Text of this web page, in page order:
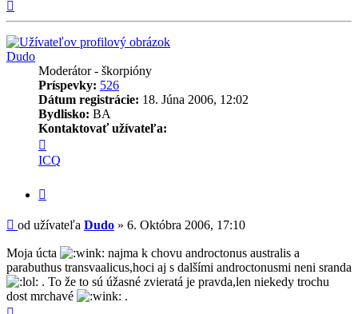
Dudo
Moderátor - škorpióny
Príspevky: 526
Dátum registrácie: 18. Júna 2006, 12:02
Bydlisko: BA
Kontaktovať užívateľa:
informácie
užívateľa
Dudo
ICQ
Príspevok
od užívateľa Dudo » 6. Októbra 2006, 17:10
Moja úcta
najma k chovu androctonus australis a
parabuthus transvaalicus,hoci aj s dalšími androctonusmi neni sranda
. To že to sú úžasné zvieratá je pravda,len niekedy trochu
dost mrchavé
.